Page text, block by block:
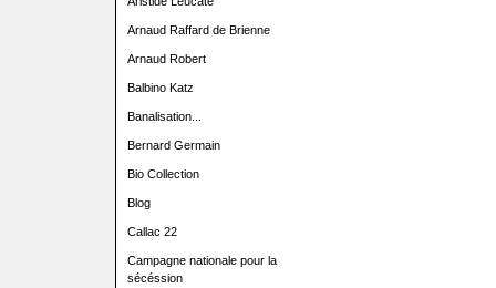
Arnaud Raffard de Brienne
Arnaud Robert
Balbino Katz
Banalisation...
Bernard Germain
Bio Collection
Blog
Callac 22
Campagne nationale pour la
sécéssion